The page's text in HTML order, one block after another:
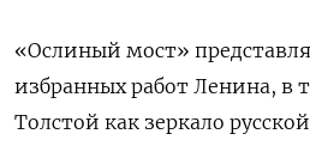
«Ослиный мост»
избранных работ Ленина, в
Толстой как зеркало